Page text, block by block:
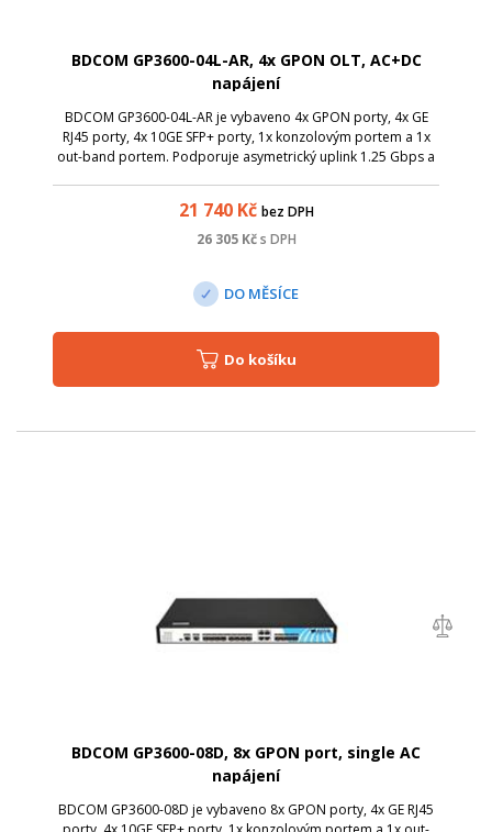
BDCOM GP3600-04L-AR, 4x GPON OLT, AC+DC
napájení
BDCOM GP3600-04L-AR je vybaveno 4x GPON porty, 4x GE
RJ45 porty, 4x 10GE SFP+ porty, 1x konzolovým portem a 1x
out-band portem. Podporuje asymetrický uplink 1.25 Gbps a
21 740Kč bez DPH
26 305Kč s DPH
DO MĚSÍCE
Do košíku
BDCOM GP3600-08D, 8x GPON port, single AC
napájení
BDCOM GP3600-08D je vybaveno 8x GPON porty, 4x GE RJ45